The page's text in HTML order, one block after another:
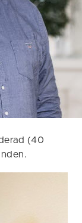
(40